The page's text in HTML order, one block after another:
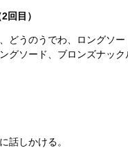
回目）
どうのうでわ、ロングソー
グソード、ブロンズナック
話しかける。